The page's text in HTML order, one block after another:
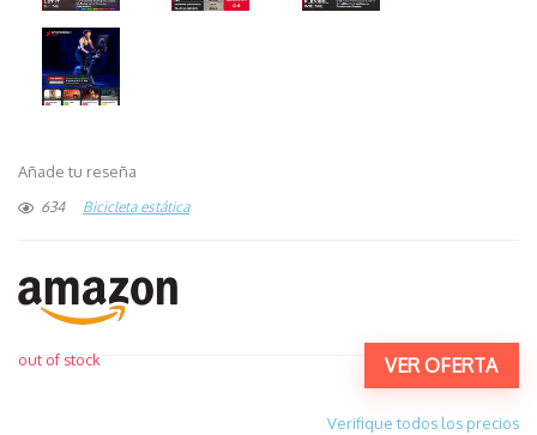
Añade tu reseña
634 Bicicleta estática
VER OFERTA
out of stock
Verifique todos los precios